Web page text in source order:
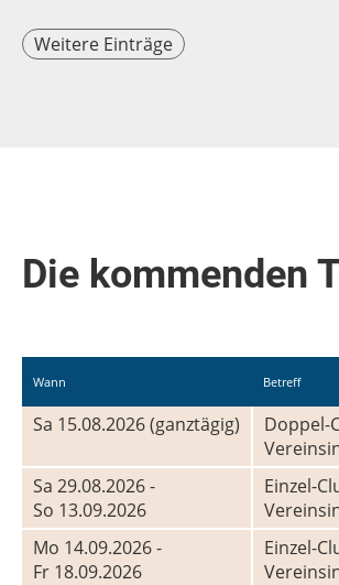
Weitere Einträge
Die kommenden
Wann Betreff
Sa 15.08.2026 (ganztägig)
Doppel-
Sa 29.08.2026 -
So 13.09.2026
Einzel-
Mo 14.09.2026 -
Fr 18.09.2026
Einzel-